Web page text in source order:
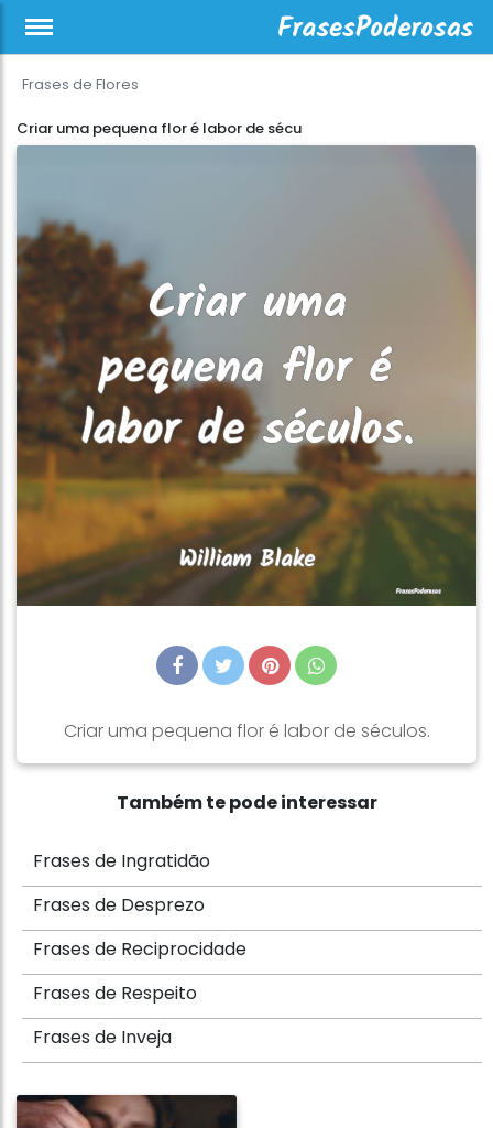
Frases de Flores
Criar uma pequena flor é labor de sécu
Criar uma pequena flor é labor de séculos.
Também te pode interessar
Frases de Ingratidão
Frases de Desprezo
Frases de Reciprocidade
Frases de Respeito
Frases de Inveja